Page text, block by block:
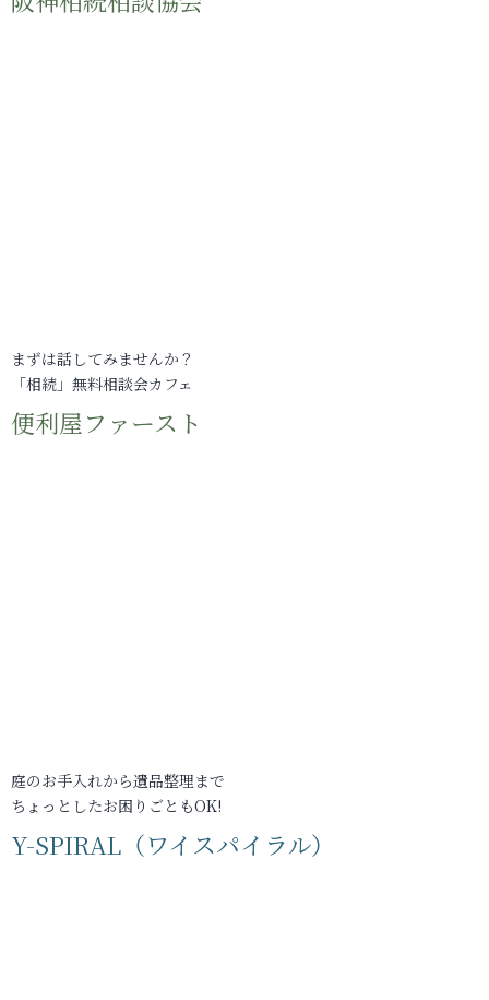
まずは話してみませんか？
「相続」無料相談会カフェ
便利屋ファースト
庭のお手入れから遺品整理まで
ちょっとしたお困りごともOK!
Y-SPIRAL（ワイスパイラル）